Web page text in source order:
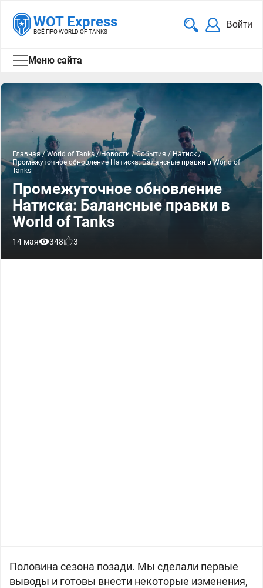
WOT Express
ВСЁ ПРО WORLD OF TANKS
Войти
Меню сайта
Главная/ World of Tanks/ Новости / События / Натиск/
Промежуточное обновление Натиска: Балансные правки в World of
Tanks
Промежуточное обновление
Натиска: Балансные правки в
World of Tanks
14 мая 348 3
Половина сезона позади. Мы сделали первые
выводы и готовы внести некоторые изменения,